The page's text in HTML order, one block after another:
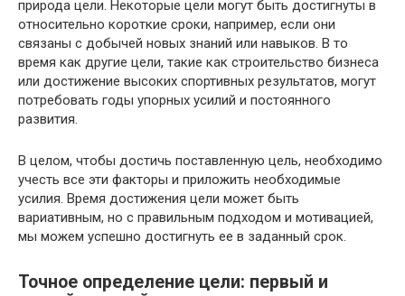
природа цели. Некоторые цели могут быть достигнуты в
относительно короткие сроки, например, если они
связаны с добычей новых знаний или навыков. В то
время как другие цели, такие как строительство бизнеса
или достижение высоких спортивных результатов, могут
потребовать годы упорных усилий и постоянного
развития.
В целом, чтобы достичь поставленную цель, необходимо
учесть все эти факторы и приложить необходимые
усилия. Время достижения цели может быть
вариативным, но с правильным подходом и мотивацией,
мы можем успешно достигнуть ее в заданный срок.
Точное определение цели: первый и